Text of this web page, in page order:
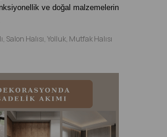
ve doğal malzemelerin
Halısı, Yolluk, Mutfak Halısı